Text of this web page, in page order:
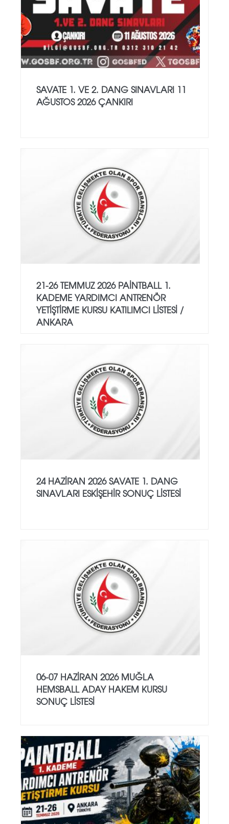
SAVATE 1. VE 2. DANG SINAVLARI 11
AĞUSTOS 2026 ÇANKIRI
21-26 TEMMUZ 2026 PAİNTBALL 1.
KADEME YARDIMCI ANTRENÖR
YETİŞTİRME KURSU KATILIMCI LİSTESİ /
ANKARA
24 HAZİRAN 2026 SAVATE 1. DANG
SINAVLARI ESKİŞEHİR SONUÇ LİSTESİ
06-07 HAZİRAN 2026 MUĞLA
HEMSBALL ADAY HAKEM KURSU
SONUÇ LİSTESİ